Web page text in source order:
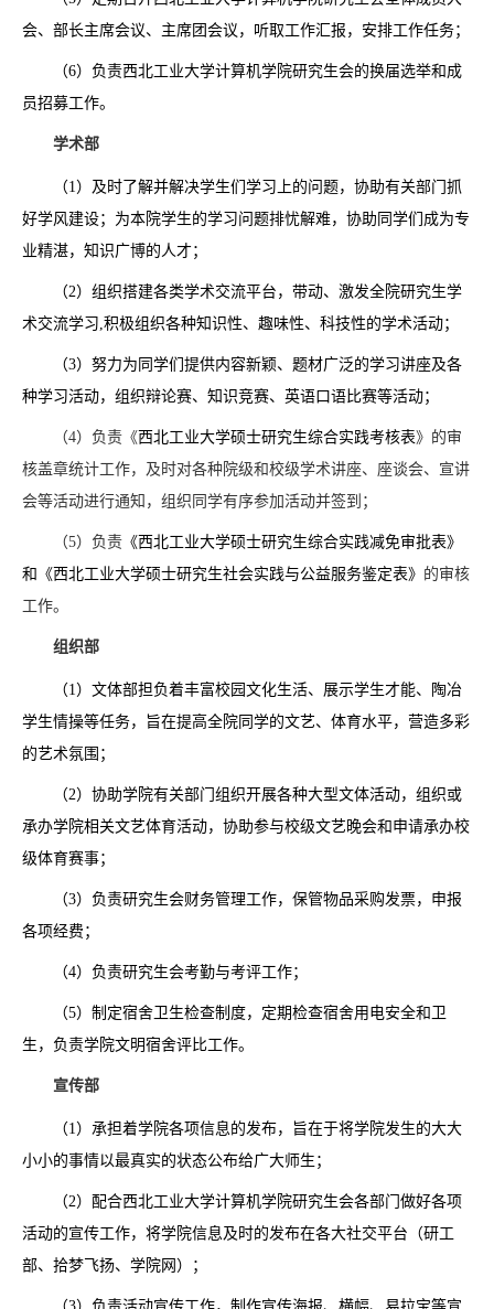
会、部长主席会议、主席团会议，听取工作汇报，安排工作任务；
（6）负责西北工业大学计算机学院研究生会的换届选举和成
员招募工作。
学术部
（1）及时了解并解决学生们学习上的问题，协助有关部门抓
好学风建设；为本院学生的学习问题排忧解难，协助同学们成为专
业精湛，知识广博的人才；
（2）组织搭建各类学术交流平台，带动、激发全院研究生学
术交流学习,积极组织各种知识性、趣味性、科技性的学术活动；
（3）努力为同学们提供内容新颖、题材广泛的学习讲座及各
种学习活动，组织辩论赛、知识竞赛、英语口语比赛等活动；
（4）负责《西北工业大学硕士研究生综合实践考核表》的审
核盖章统计工作，及时对各种院级和校级学术讲座、座谈会、宣讲
会等活动进行通知，组织同学有序参加活动并签到；
（5）负责 《西北工业大学硕士研究生综合实践减免审批表》
和《西北工业大学硕士研究生社会实践与公益服务鉴定表》 的审核
工作。
组织部
（1）文体部担负着丰富校园文化生活、展示学生才能、陶冶
学生情操等任务，旨在提高全院同学的文艺、体育水平，营造多彩
的艺术氛围；
（2）协助学院有关部门组织开展各种大型文体活动，组织或
承办学院相关文艺体育活动，协助参与校级文艺晚会和申请承办校
级体育赛事；
（3）负责研究生会财务管理工作，保管物品采购发票，申报
各项经费；
（4）负责研究生会考勤与考评工作；
（5）制定宿舍卫生检查制度，定期检查宿舍用电安全和卫
生，负责学院文明宿舍评比工作。
宣传部
（1）承担着学院各项信息的发布，旨在于将学院发生的大大
小小的事情以最真实的状态公布给广大师生；
（2）配合西北工业大学计算机学院研究生会各部门做好各项
活动的宣传工作，将学院信息及时的发布在各大社交平台（研工
部、拾梦飞扬、学院网）；